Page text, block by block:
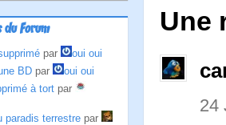
du Forum
par
oui oui
BD par
oui oui
à tort par
paradis terrestre par
Une
24